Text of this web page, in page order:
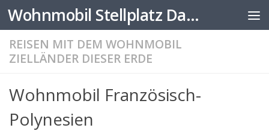
Zum Inhalt springen Wohnmobil Stellplatz Datenbank
REISEN MIT DEM WOHNMOBIL
ZIELLÄNDER DIESER ERDE
Wohnmobil Französisch-
Polynesien